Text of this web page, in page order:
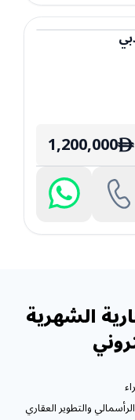
ê
1,200,000
الشهرية
والتطوير العقاري